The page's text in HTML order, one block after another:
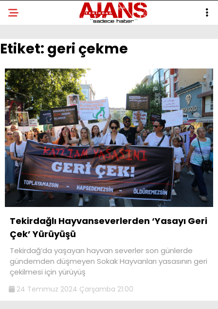
Etiket: geri çekme
Tekirdağlı Hayvanseverlerden ‘Yasayı Geri
Çek’ Yürüyüşü
Tekirdağ’da yaşayan hayvan severler son günlerde
gündemden düşmeyen Sokak Hayvanları yasasının geri
çekilmesi için yürüyüş
24 Temmuz 2024 Çarşamba 21:00